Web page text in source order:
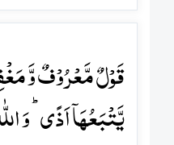
قَوۡلٌ مَّعۡرُوۡفٌ وَّ
یَّتۡبَعُہَاۤ اَذًی ؕ وَ